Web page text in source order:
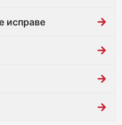
исправе